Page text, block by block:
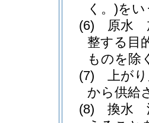
く。)をい
(6)
原水
整する目
ものを除
(7)
上が
から供給
(8)
換水